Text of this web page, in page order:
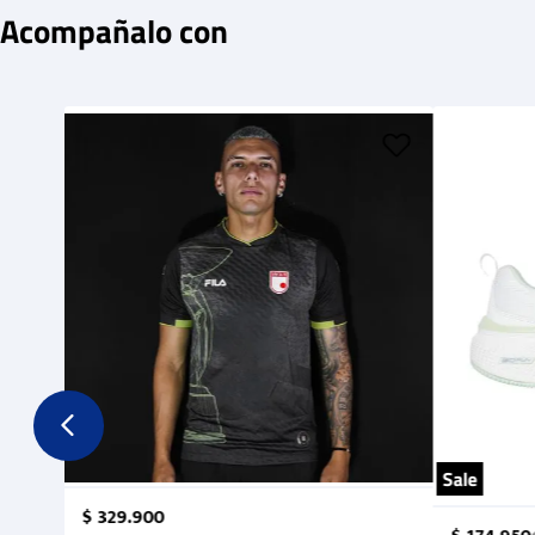
Acompañalo con
$329.900
Sale